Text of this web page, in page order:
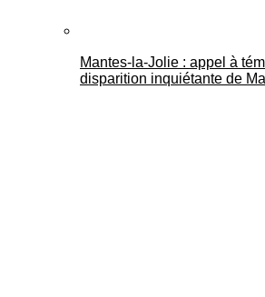
Mantes-la-Jolie : appel à
disparition inquiétante de